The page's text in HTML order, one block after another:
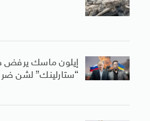
إيلون ماسك يرفض
“ستارلينك” لشن